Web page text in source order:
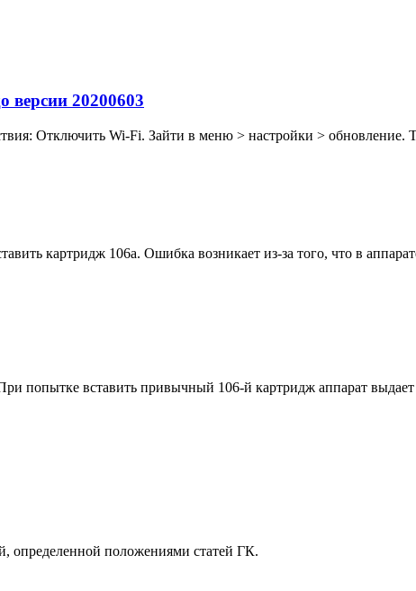
20200603
Отключить Wi-Fi. Зайти в меню > настройки > обновление.
картридж 106a. Ошибка возникает из-за того, что в
попытке вставить привычный 106-й картридж аппарат
определенной положениями статей ГК.